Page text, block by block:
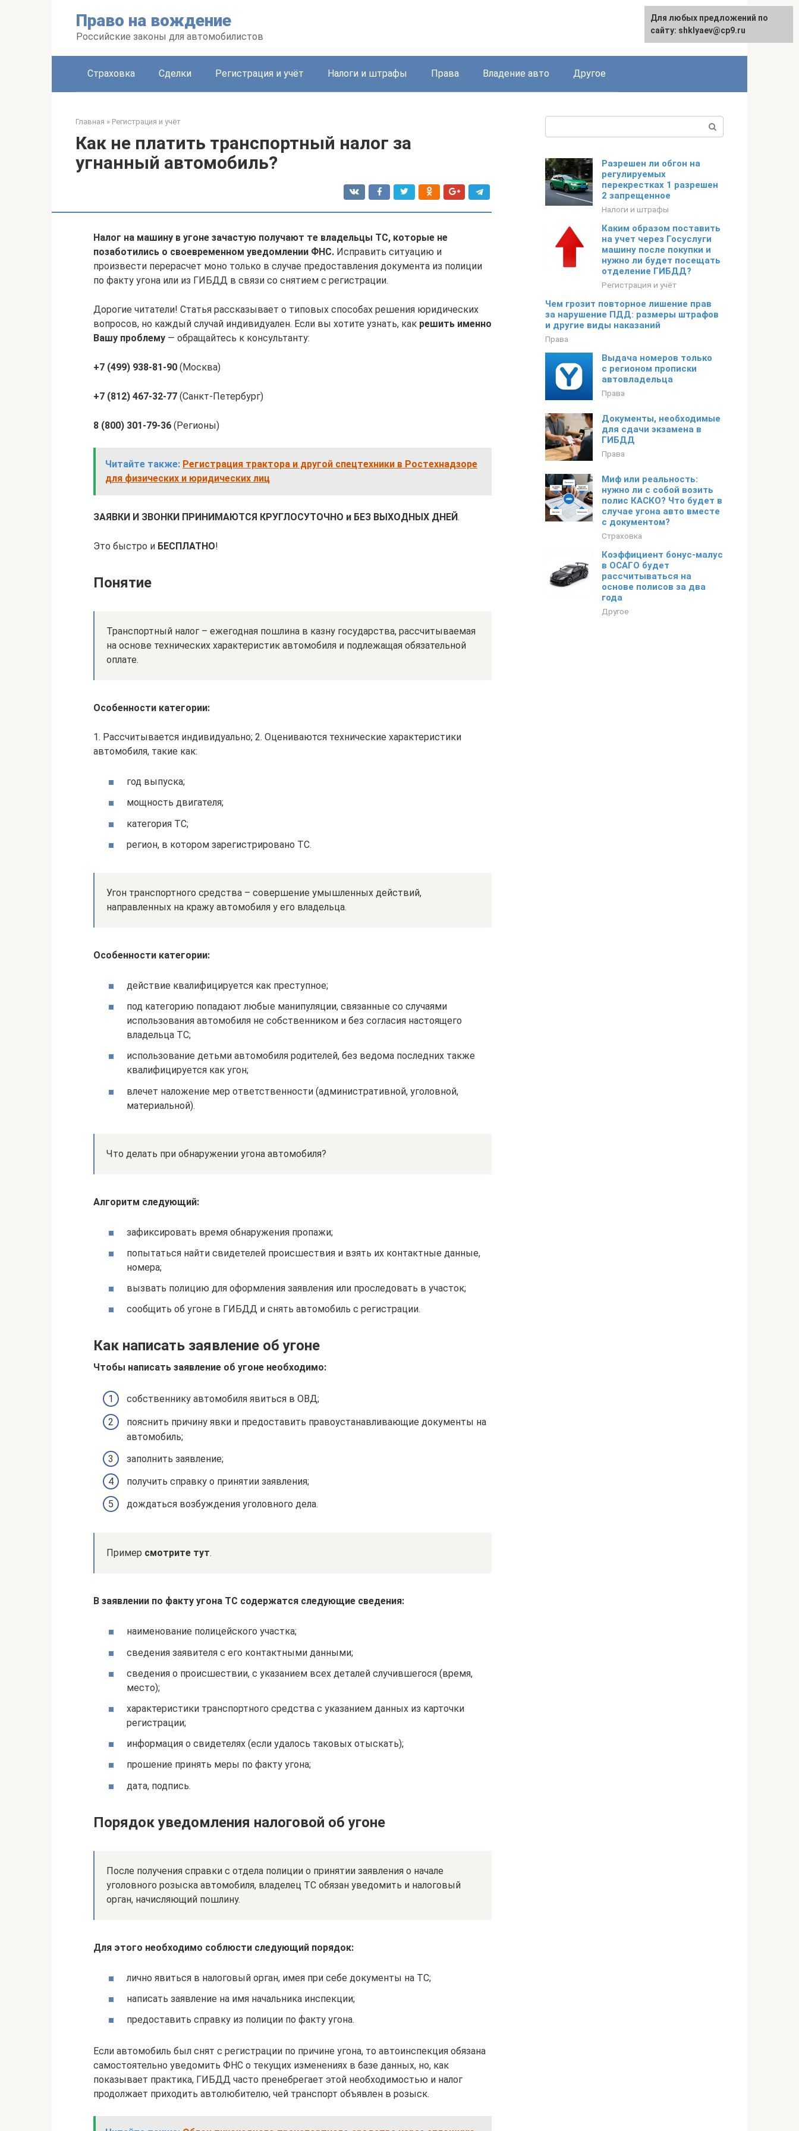
Право на вождение
Российские законы для автомобилистов
Страховка Сделки Регистрация и учёт Налоги и штрафы Права Владение авто Другое
Главная » Регистрация и учёт
Как не платить транспортный налог за
угнанный автомобиль?
Налог на машину в угоне зачастую получают те владельцы ТС, которые не
позаботились о своевременном уведомлении ФНС. Исправить ситуацию и
произвести перерасчет моно только в случае предоставления документа из полиции
по факту угона или из ГИБДД в связи со снятием с регистрации.
Дорогие читатели! Статья рассказывает о типовых способах решения юридических
вопросов, но каждый случай индивидуален. Если вы хотите узнать, как решить именно
Вашу проблему — обращайтесь к консультанту:
+7 (499) 938-81-90 (Москва)
+7 (812) 467-32-77 (Санкт-Петербург)
8 (800) 301-79-36 (Регионы)
Читайте также: Регистрация трактора и другой спецтехники в Ростехнадзоре
для физических и юридических лиц
ЗАЯВКИ И ЗВОНКИ ПРИНИМАЮТСЯ КРУГЛОСУТОЧНО и БЕЗ ВЫХОДНЫХ ДНЕЙ.
Это быстро и БЕСПЛАТНО!
Понятие
Транспортный налог – ежегодная пошлина в казну государства, рассчитываемая
на основе технических характеристик автомобиля и подлежащая обязательной
оплате.
Особенности категории:
1. Рассчитывается индивидуально; 2. Оцениваются технические характеристики
автомобиля, такие как:
год выпуска;
мощность двигателя;
категория ТС;
регион, в котором зарегистрировано ТС.
Угон транспортного средства – совершение умышленных действий,
направленных на кражу автомобиля у его владельца.
Особенности категории:
действие квалифицируется как преступное;
под категорию попадают любые манипуляции, связанные со случаями
использования автомобиля не собственником и без согласия настоящего
владельца ТС;
использование детьми автомобиля родителей, без ведома последних также
квалифицируется как угон;
влечет наложение мер ответственности (административной, уголовной,
материальной).
Что делать при обнаружении угона автомобиля?
Алгоритм следующий:
зафиксировать время обнаружения пропажи;
попытаться найти свидетелей происшествия и взять их контактные данные,
номера;
вызвать полицию для оформления заявления или проследовать в участок;
сообщить об угоне в ГИБДД и снять автомобиль с регистрации.
Как написать заявление об угоне
Чтобы написать заявление об угоне необходимо:
собственнику автомобиля явиться в ОВД;
пояснить причину явки и предоставить правоустанавливающие документы на
автомобиль;
заполнить заявление;
получить справку о принятии заявления;
дождаться возбуждения уголовного дела.
Пример смотрите тут.
В заявлении по факту угона ТС содержатся следующие сведения:
наименование полицейского участка;
сведения заявителя с его контактными данными;
сведения о происшествии, с указанием всех деталей случившегося (время,
место);
характеристики транспортного средства с указанием данных из карточки
регистрации;
информация о свидетелях (если удалось таковых отыскать);
прошение принять меры по факту угона;
дата, подпись.
Порядок уведомления налоговой об угоне
После получения справки с отдела полиции о принятии заявления о начале
уголовного розыска автомобиля, владелец ТС обязан уведомить и налоговый
орган, начисляющий пошлину.
Для этого необходимо соблюсти следующий порядок:
лично явиться в налоговый орган, имея при себе документы на ТС;
написать заявление на имя начальника инспекции;
предоставить справку из полиции по факту угона.
Если автомобиль был снят с регистрации по причине угона, то автоинспекция обязана
самостоятельно уведомить ФНС о текущих изменениях в базе данных, но, как
показывает практика, ГИБДД часто пренебрегает этой необходимостью и налог
продолжает приходить автолюбителю, чей транспорт объявлен в розыск.
Разрешен ли обгон на
регулируемых
перекрестках 1 разрешен
2 запрещенное
Налоги и штрафы
Каким образом поставить
на учет через Госуслуги
машину после покупки и
нужно ли будет посещать
отделение ГИБДД?
Регистрация и учёт
Чем грозит повторное лишение прав
за нарушение ПДД: размеры штрафов
и другие виды наказаний
Права
Выдача номеров только
с регионом прописки
автовладельца
Права
Документы, необходимые
для сдачи экзамена в
ГИБДД
Права
Миф или реальность:
нужно ли с собой возить
полис КАСКО? Что будет в
случае угона авто вместе
с документом?
Страховка
Коэффициент бонус-малус
в ОСАГО будет
рассчитываться на
основе полисов за два
года
Другое
Для любых предложений по
сайту: shklyaev@cp9.ru